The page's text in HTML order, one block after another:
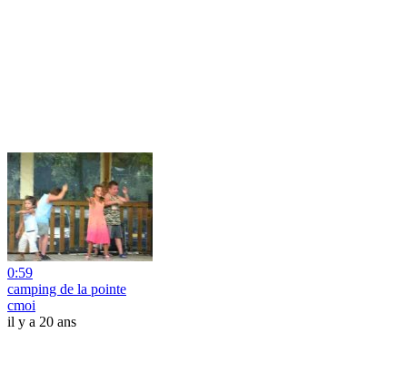
0:59
camping de la pointe
cmoi
il y a 20 ans